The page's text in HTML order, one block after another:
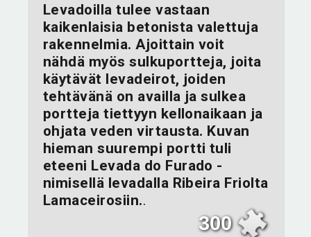
Levadoilla tulee vastaan
kaikenlaisia betonista valettuja
rakennelmia. Ajoittain voit
nähdä myös sulkuportteja, joita
käytävät levadeirot, joiden
tehtävänä on availla ja sulkea
portteja tiettyyn kellonaikaan ja
ohjata veden virtausta. Kuvan
hieman suurempi portti tuli
eteeni Levada do Furado -
nimisellä levadalla Ribeira Friolta
Lamaceirosiin..
300